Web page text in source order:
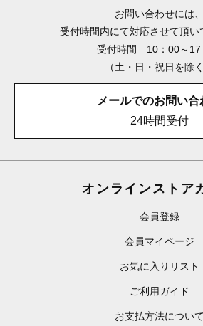
お問い合わせには、
受付時間内にて対応させて頂い
受付時間 10：00～17
（土・日・祝日を除く
メールでのお問い合
24時間受付
オンラインストア
会員登録
会員マイページ
お気に入りリスト
ご利用ガイド
お支払方法について